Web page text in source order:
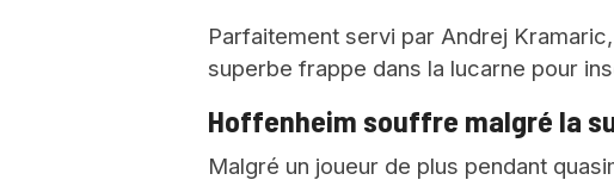
Parfaitement servi par Andrej
superbe frappe dans la lucarne pour
Hoffenheim souffre malgré la
Malgré un joueur de plus pendant